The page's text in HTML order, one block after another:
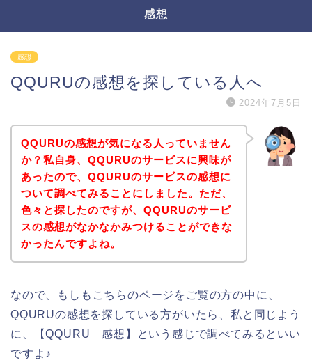
感想
感想
QQURUの感想を探している人へ
2024年7月5日
QQURUの感想が気になる人っていません
か？私自身、QQURUのサービスに興味が
あったので、QQURUのサービスの感想に
ついて調べてみることにしました。ただ、
色々と探したのですが、QQURUのサービ
スの感想がなかなかみつけることができな
かったんですよね。
なので、もしもこちらのページをご覧の方の中に、
QQURUの感想を探している方がいたら、私と同じよう
に、【QQURU 感想】という感じで調べてみるといい
ですよ♪